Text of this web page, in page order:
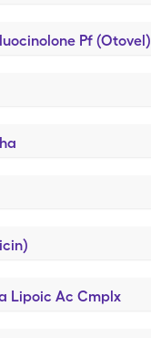
Pf (Otovel)
Lipoic Ac Cmplx